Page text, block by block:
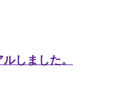
しました。